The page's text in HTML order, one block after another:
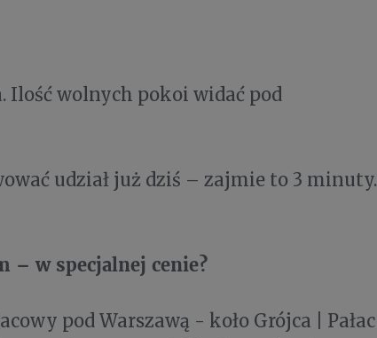
Ilość wolnych pokoi widać pod
udział już dziś – zajmie to 3 minuty.
– w specjalnej cenie?
pod Warszawą - koło Grójca | Pałac